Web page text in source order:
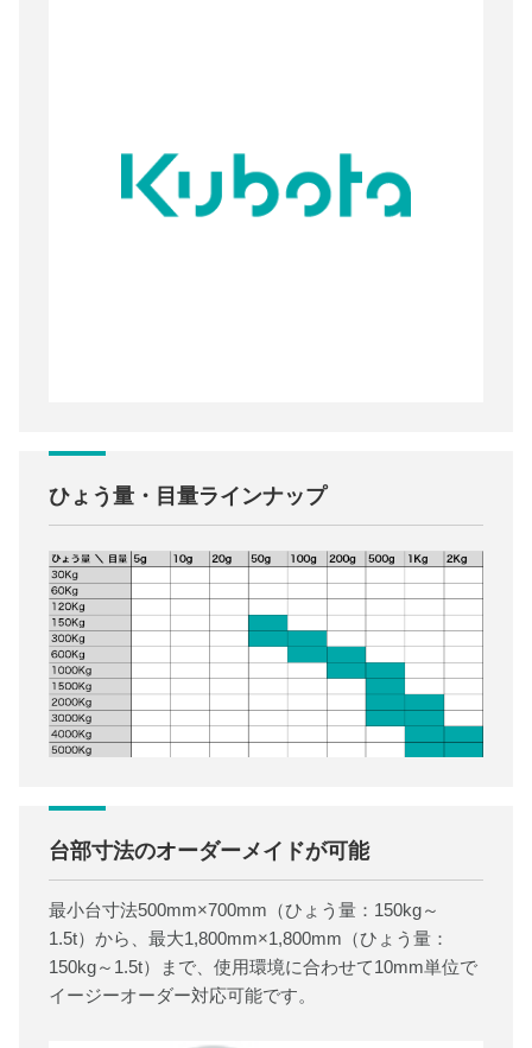
ひょう量・目量ラインナップ
台部寸法のオーダーメイドが可能
最小台寸法500mm×700mm（ひょう量：150kg～
1.5t）から、最大1,800mm×1,800mm（ひょう量：
150kg～1.5t）まで、使用環境に合わせて10mm単位で
イージーオーダー対応可能です。